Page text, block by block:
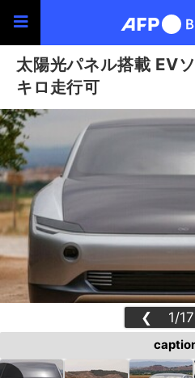
太陽光パネル搭載 EV
キロ走行可
❮ 1/17